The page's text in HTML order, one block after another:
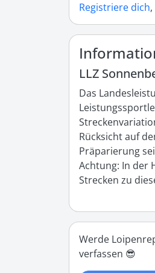
Registriere dich
LLZ
Das
Rücksicht auf
Präparierung
Achtung: In der
Strecken zu
Werde
verfassen 😎